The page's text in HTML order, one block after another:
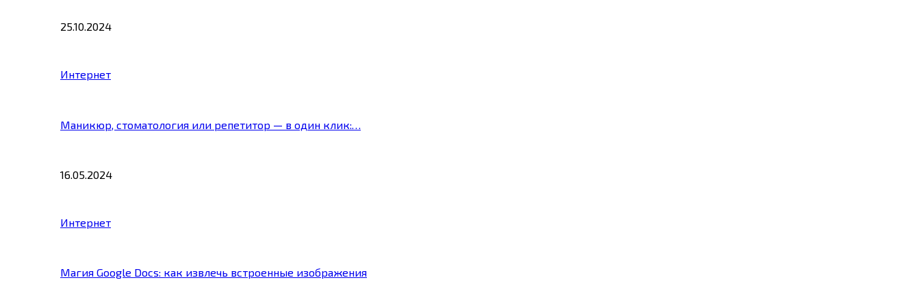
25.10.2024
Интернет
Маникюр, стоматология или репетитор — в один клик:…
16.05.2024
Интернет
Магия Google Docs: как извлечь встроенные изображения